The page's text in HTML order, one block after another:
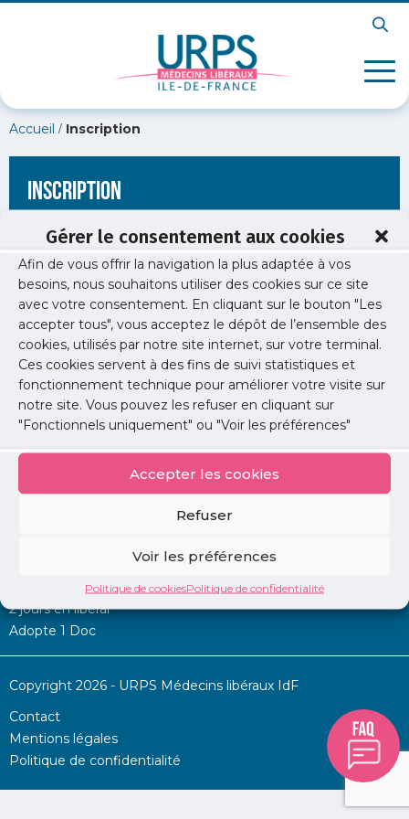
Gérer le consentement aux cookies
Afin de vous offrir la navigation la plus adaptée à vos
besoins, nous souhaitons utiliser des cookies sur ce site
avec votre consentement. En cliquant sur le bouton "Les
accepter tous", vous acceptez le dépôt de l’ensemble des
cookies, utilisés par notre site internet, sur votre terminal.
Ces cookies servent à des fins de suivi statistiques et
fonctionnement technique pour améliorer votre visite sur
notre site. Vous pouvez les refuser en cliquant sur
"Fonctionnels uniquement" ou "Voir les préférences"
Accepter les cookies
Refuser
Voir les préférences
Politique de cookiesPolitique de confidentialité
Accueil / Inscription
Inscription
[wppb-register form_name="inscription"
redirect_url="https://www.urps-med-idf.org/etude/pratique-
de-linformatique-juin-2014/medecin-informatique/"]
Permanence d’aide à l’installation
2 jours en libéral
Adopte 1 Doc
Copyright 2026 - URPS Médecins libéraux IdF
Contact
Mentions légales
Politique de confidentialité